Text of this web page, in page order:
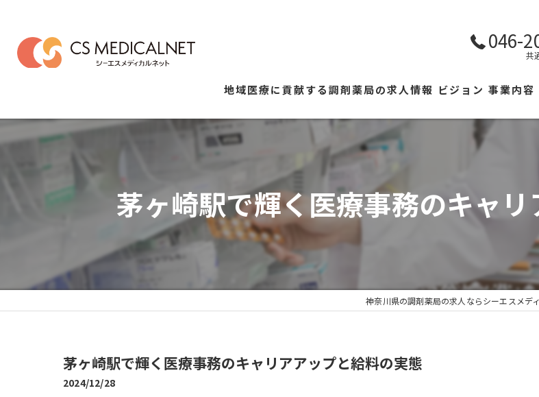
046-
共
地域医療に貢献する調剤薬局の求人情報 ビジョン 事業内容
茅ヶ崎駅で輝く医療事務のキャ
神奈川県の調剤薬局の求人ならシーエスメデ
茅ヶ崎駅で輝く医療事務のキャリアアップと給料の実態
2024/12/28